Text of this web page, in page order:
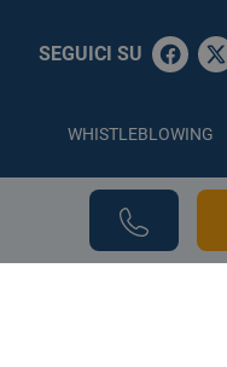
SEGUICI SU
WHISTLEBLOWING
ACCESSIBILITÀ
COOKIE POLICY